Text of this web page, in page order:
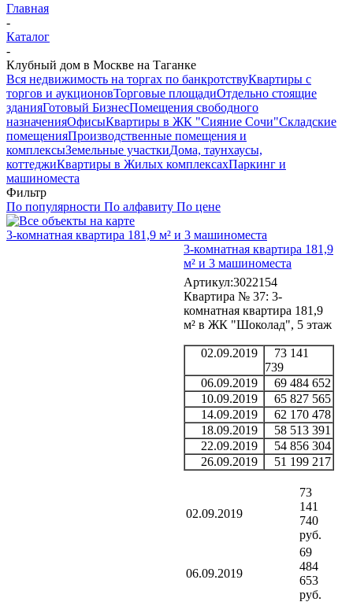
Главная
-
Каталог
-
Клубный дом в Москве на Таганке
Вся недвижимость на торгах по банкротствуКвартиры с
торгов и аукционовТорговые площадиОтдельно стоящие
зданияГотовый БизнесПомещения свободного
назначенияОфисыКвартиры в ЖК "Сияние Сочи"Складские
помещенияПроизводственные помещения и
комплексыЗемельные участкиДома, таунхаусы,
коттеджиКвартиры в Жилых комплексахПаркинг и
машиноместа
Фильтр
По популярности По алфавиту По цене
3-комнатная квартира 181,9 м² и 3 машиноместа
3-комнатная квартира 181,9
м² и 3 машиноместа
Артикул:3022154
Квартира № 37: 3-
комнатная квартира 181,9
м² в ЖК "Шоколад", 5 этаж
02.09.2019
73 141
739
06.09.2019
69 484 652
10.09.2019
65 827 565
14.09.2019
62 170 478
18.09.2019
58 513 391
22.09.2019
54 856 304
26.09.2019
51 199 217
02.09.2019
73
141
740
руб.
06.09.2019
69
484
653
руб.